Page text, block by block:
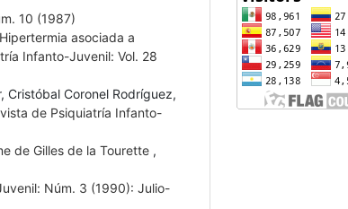
10 (1987)
Hipertermia asociada a
Infanto-Juvenil: Vol. 28
Cristóbal Coronel Rodríguez,
de Psiquiatría Infanto-
de Gilles de la Tourette ,
Núm. 3 (1990): Julio-